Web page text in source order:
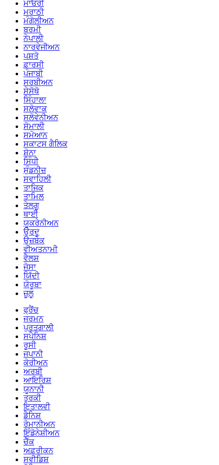
ਮਾਓਰੀ
ਮਰਾਠੀ
ਮੰਗੋਲੀਅਨ
ਬਰਮੀ
ਨੇਪਾਲੀ
ਨਾਰਵੇਜੀਅਨ
ਪਸ਼ਤੋ
ਫ਼ਾਰਸੀ
ਪੰਜਾਬੀ
ਸਰਬੀਅਨ
ਸੇਸੋਥੋ
ਸਿੰਹਾਲਾ
ਸਲੋਵਾਕ
ਸਲੋਵੇਨੀਅਨ
ਸੋਮਾਲੀ
ਸਮੋਆਨ
ਸਕਾਟਸ ਗੈਲਿਕ
ਸ਼ੋਨਾ
ਸਿੰਧੀ
ਸੁੰਡਨੀਜ਼
ਸਵਾਹਿਲੀ
ਤਾਜਿਕ
ਤਾਮਿਲ
ਤੇਲਗੂ
ਥਾਈ
ਯੂਕਰੇਨੀਅਨ
ਉਰਦੂ
ਉਜ਼ਬੇਕ
ਵੀਅਤਨਾਮੀ
ਵੈਲਸ਼
ਜੋਸਾ
ਯਿੱਦੀ
ਯੋਰੂਬਾ
ਜ਼ੂਲੂ
ਫ੍ਰੈਂਚ
ਜਰਮਨ
ਪੁਰਤਗਾਲੀ
ਸਪੈਨਿਸ਼
ਰੂਸੀ
ਜਪਾਨੀ
ਕੋਰੀਅਨ
ਅਰਬੀ
ਆਇਰਿਸ਼
ਯੂਨਾਨੀ
ਤੁਰਕੀ
ਇਤਾਲਵੀ
ਡੈਨਿਸ਼
ਰੋਮਾਨੀਅਨ
ਇੰਡੋਨੇਸ਼ੀਅਨ
ਚੈੱਕ
ਅਫ਼ਰੀਕਨ
ਸਵੀਡਿਸ਼